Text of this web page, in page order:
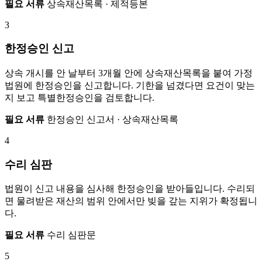
필요 서류 상속재산목록 · 제적등본
3
한정승인 신고
상속 개시를 안 날부터 3개월 안에 상속재산목록을 붙여 가정
법원에 한정승인을 신고합니다. 기한을 넘겼다면 요건이 맞는
지 보고 특별한정승인을 검토합니다.
필요 서류 한정승인 신고서 · 상속재산목록
4
수리 심판
법원이 신고 내용을 심사해 한정승인을 받아들입니다. 수리되
면 물려받은 재산의 범위 안에서만 빚을 갚는 지위가 확정됩니
다.
필요 서류 수리 심판문
5